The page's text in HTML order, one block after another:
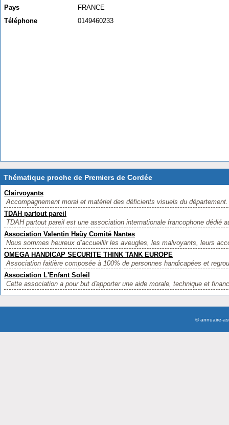
Pays
FRANCE
Téléphone
0149460233
Thématique proche de Premiers de Cordée
Clairvoyants
Accompagnement moral et matériel des déficients visuels du
TDAH partout pareil
TDAH partout pareil est une association internationale francophone dédié
Association Valentin Haüy Comité Nantes
Nous sommes heureux d’accueillir les aveugles, les malvoyants, leurs
OMEGA HANDICAP SECURITE THINK TANK EUROPE
Association faitière composée à 100% de personnes handicapées et
Association L'Enfant Soleil
Cette association a pour but d'apporter une aide morale, technique et
© annuaire-